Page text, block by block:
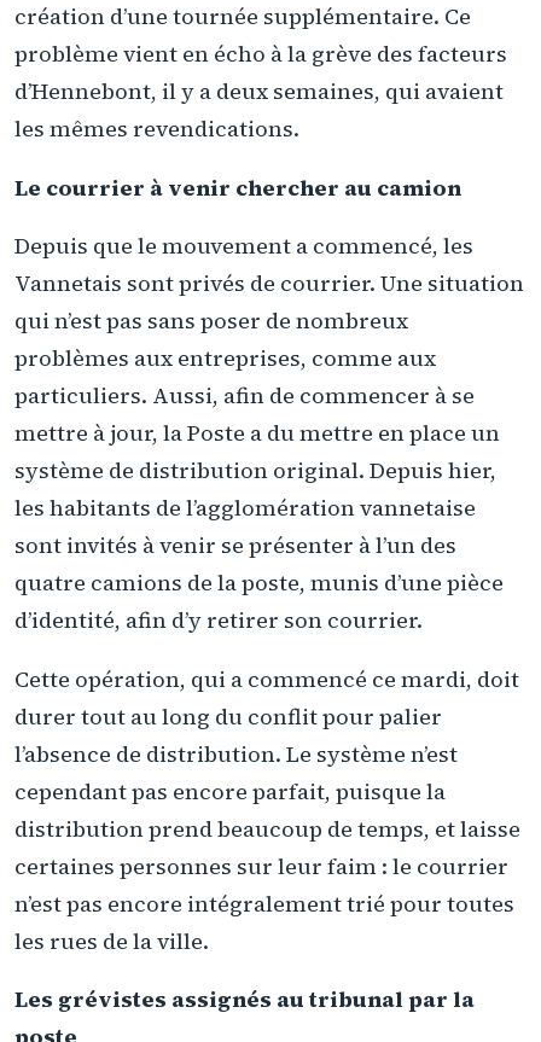
création d’une tournée supplémentaire. Ce
problème vient en écho à la grève des facteurs
d’Hennebont, il y a deux semaines, qui avaient
les mêmes revendications.
Le courrier à venir chercher au camion
Depuis que le mouvement a commencé, les
Vannetais sont privés de courrier. Une situation
qui n’est pas sans poser de nombreux
problèmes aux entreprises, comme aux
particuliers. Aussi, afin de commencer à se
mettre à jour, la Poste a du mettre en place un
système de distribution original. Depuis hier,
les habitants de l’agglomération vannetaise
sont invités à venir se présenter à l’un des
quatre camions de la poste, munis d’une pièce
d’identité, afin d’y retirer son courrier.
Cette opération, qui a commencé ce mardi, doit
durer tout au long du conflit pour palier
l’absence de distribution. Le système n’est
cependant pas encore parfait, puisque la
distribution prend beaucoup de temps, et laisse
certaines personnes sur leur faim : le courrier
n’est pas encore intégralement trié pour toutes
les rues de la ville.
Les grévistes assignés au tribunal par la